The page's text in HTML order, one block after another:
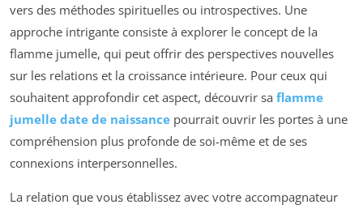
vers des méthodes spirituelles ou introspectives. Une
approche intrigante consiste à explorer le concept de la
flamme jumelle, qui peut offrir des perspectives nouvelles
sur les relations et la croissance intérieure. Pour ceux qui
souhaitent approfondir cet aspect, découvrir sa flamme
jumelle date de naissance pourrait ouvrir les portes à une
compréhension plus profonde de soi-même et de ses
connexions interpersonnelles.
La relation que vous établissez avec votre accompagnateur